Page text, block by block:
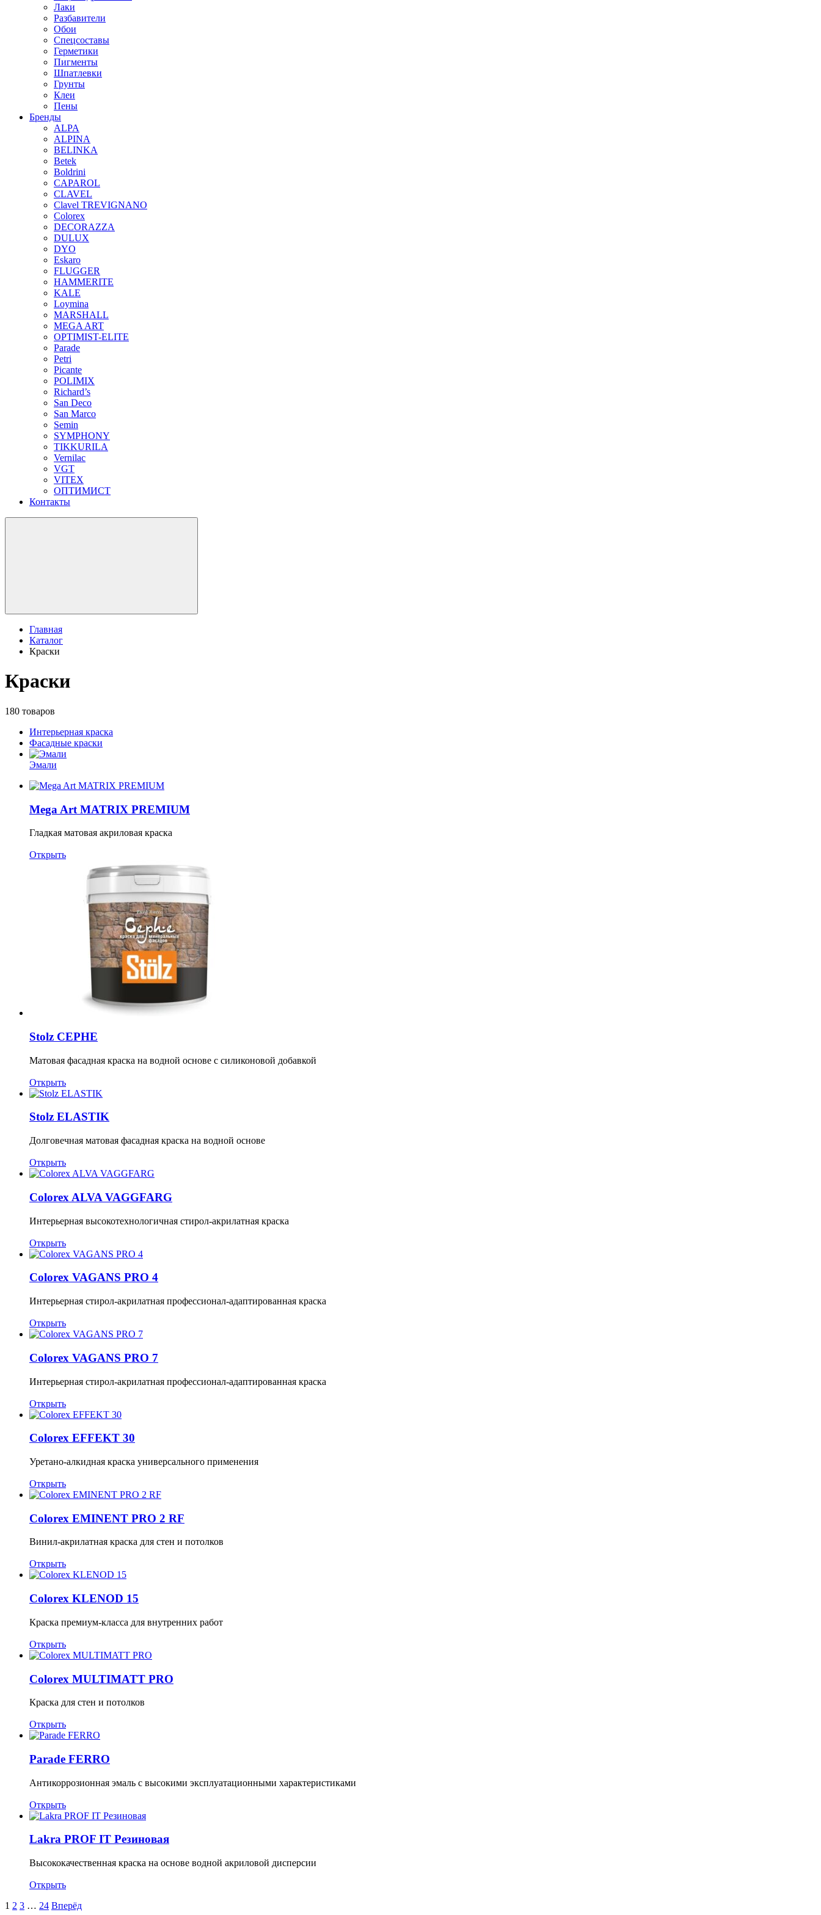
Лаки
Разбавители
Обои
Спецсоставы
Герметики
Пигменты
Шпатлевки
Грунты
Клеи
Пены
Бренды
ALPA
ALPINA
BELINKA
Betek
Boldrini
CAPAROL
CLAVEL
Clavel TREVIGNANO
Colorex
DECORAZZA
DULUX
DYO
Eskaro
FLUGGER
HAMMERITE
KALE
Loymina
MARSHALL
MEGA ART
OPTIMIST-ELITE
Parade
Petri
Picante
POLIMIX
Richard’s
San Deco
San Marco
Semin
SYMPHONY
TIKKURILA
Vernilac
VGT
VITEX
ОПТИМИСТ
Контакты
Главная
Каталог
Краски
Краски
180 товаров
Интерьерная краска
Фасадные краски
Эмали
Mega Art MATRIX PREMIUM
Гладкая матовая акриловая краска
Открыть
Stolz CEPHE
Матовая фасадная краска на водной основе с силиконовой добавкой
Открыть
Stolz ELASTIK
Долговечная матовая фасадная краска на водной основе
Открыть
Colorex ALVA VAGGFARG
Интерьерная высокотехнологичная стирол-акрилатная краска
Открыть
Colorex VAGANS PRO 4
Интерьерная стирол-акрилатная профессионал-адаптированная краска
Открыть
Colorex VAGANS PRO 7
Интерьерная стирол-акрилатная профессионал-адаптированная краска
Открыть
Colorex EFFEKT 30
Уретано-алкидная краска универсального применения
Открыть
Colorex EMINENT PRO 2 RF
Винил-акрилатная краска для стен и потолков
Открыть
Colorex KLENOD 15
Краска премиум-класса для внутренних работ
Открыть
Colorex MULTIMATT PRO
Краска для стен и потолков
Открыть
Parade FERRO
Антикоррозионная эмаль с высокими эксплуатационными характеристиками
Открыть
Lakra PROF IT Резиновая
Высококачественная краска на основе водной акриловой дисперсии
Открыть
1 2 3 … 24 Вперёд